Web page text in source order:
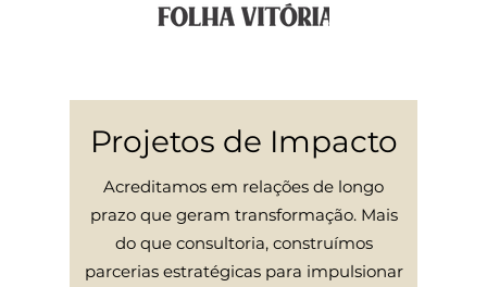
Projetos de Impacto
Acreditamos em relações de longo
prazo que geram transformação. Mais
do que consultoria, construímos
parcerias estratégicas para impulsionar